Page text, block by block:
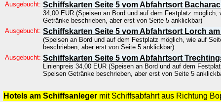
Ausgebucht: Schiffskarten Seite 5 vom Abfahrtsort
34,00 EUR (Speisen an Bord und auf dem Festplatz möglich,
Getränke beschrieben, aber erst von Seite 5 anklickbar)
Ausgebucht: Schiffskarten Seite 5 vom Abfahrtsort Lorch
(Speisen an Bord und auf dem Festplatz möglich, wie auf
beschrieben, aber erst von Seite 5 anklickbar)
Ausgebucht: Schiffskarten Seite 5 vom Abfahrtsort
Linienpreis 34,00 EUR (Speisen an Bord und auf dem
Speisen Getränke beschrieben, aber erst von Seite 5
Hotels am Schiffsanleger mit Schiffsabfahrt aus Richtung